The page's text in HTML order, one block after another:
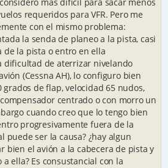
requeridos para VFR. Pero me
con el mismo problema:
la senda de planeo a la pista, casi
de la pista o entro en ella
dificultad de aterrizar nivelando
(Cessna AH), lo configuro bien
de flap, velocidad 65 nudos,
centrado o con morro un
cuando creo que lo tengo bien
progresivamente fuera de la
puede ser la causa? ¿hay algun
bien el avión a la cabecera de pista y
ella? Es consustancial con la